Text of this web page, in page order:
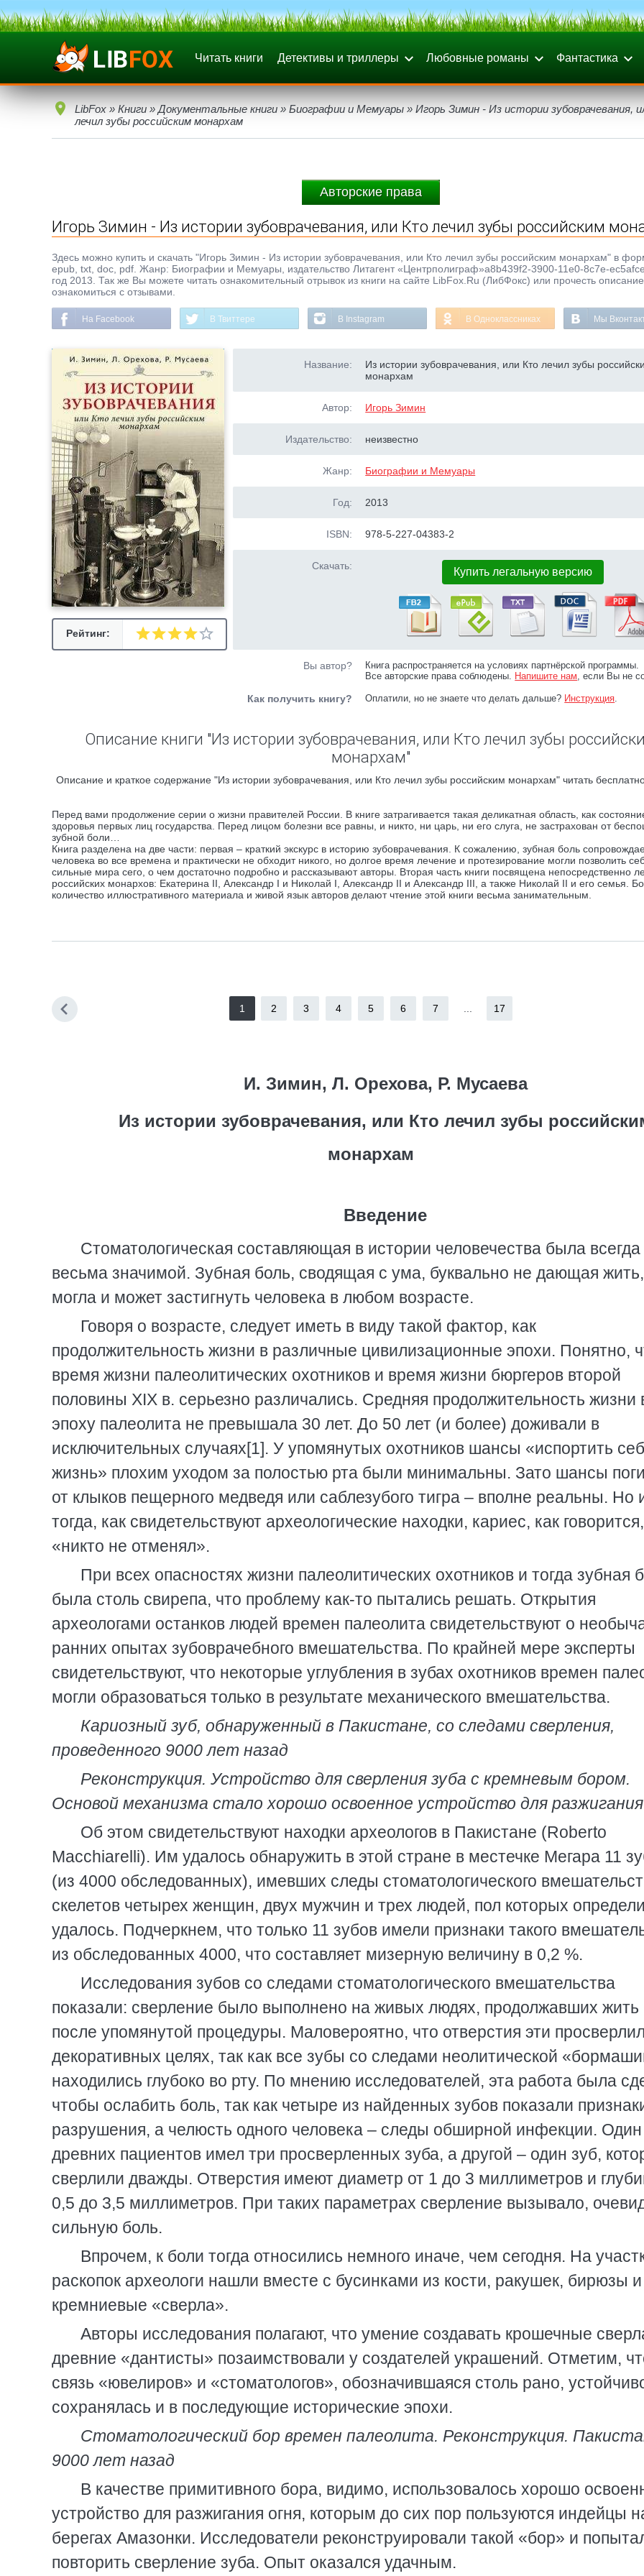
Читать книги Детективы и триллеры Любовные романы Фантастика
LibFox » Книги » Документальные книги » Биографии и Мемуары » Игорь Зимин - Из истории зубоврачевания,
лечил зубы российским монархам
Авторские права
Игорь Зимин - Из истории зубоврачевания, или Кто лечил зубы российским
Здесь можно купить и скачать "Игорь Зимин - Из истории зубоврачевания, или Кто лечил зубы российским монархам" в
epub, txt, doc, pdf. Жанр: Биографии и Мемуары, издательство Литагент «Центрполиграф»a8b439f2-3900-11e0-8c7e-
год 2013. Так же Вы можете читать ознакомительный отрывок из книги на сайте LibFox.Ru (ЛибФокс) или прочесть
ознакомиться с отзывами.
На Facebook В Твиттере В Instagram В Одноклассниках Мы
Рейтинг:
Название:
Из истории зубоврачевания, или Кто лечил зубы
монархам
Автор: Игорь Зимин
Издательство: неизвестно
Жанр: Биографии и Мемуары
Год: 2013
ISBN: 978-5-227-04383-2
Скачать: Купить легальную версию
Вы автор?
Книга распространяется на условиях партнёрской программы.
Все авторские права соблюдены. Напишите нам, если Вы не
Как получить книгу? Оплатили, но не знаете что делать дальше? Инструкция.
Описание книги "Из истории зубоврачевания, или Кто лечил зубы
монархам"
Описание и краткое содержание "Из истории зубоврачевания, или Кто лечил зубы российским монархам" читать
Перед вами продолжение серии о жизни правителей России. В книге затрагивается такая деликатная область, как
здоровья первых лиц государства. Перед лицом болезни все равны, и никто, ни царь, ни его слуга, не застрахован от
зубной боли…
Книга разделена на две части: первая – краткий экскурс в историю зубоврачевания. К сожалению, зубная боль
человека во все времена и практически не обходит никого, но долгое время лечение и протезирование могли позволить
сильные мира сего, о чем достаточно подробно и рассказывают авторы. Вторая часть книги посвящена непосредственно
российских монархов: Екатерина II, Александр I и Николай I, Александр II и Александр III, а также Николай II и его семья.
количество иллюстративного материала и живой язык авторов делают чтение этой книги весьма занимательным.
1 2 3 4 5 6 7 17
И. Зимин, Л. Орехова, Р. Мусаева
Из истории зубоврачевания, или Кто лечил зубы
монархам
Введение
Стоматологическая составляющая в истории человечества была всегда
весьма значимой. Зубная боль, сводящая с ума, буквально не дающая жить,
могла и может застигнуть человека в любом возрасте.
Говоря о возрасте, следует иметь в виду такой фактор, как
продолжительность жизни в различные цивилизационные эпохи. Понятно,
время жизни палеолитических охотников и время жизни бюргеров второй
половины XIX в. серьезно различались. Средняя продолжительность жизни
эпоху палеолита не превышала 30 лет. До 50 лет (и более) доживали в
исключительных случаях[1]. У упомянутых охотников шансы «испортить
жизнь» плохим уходом за полостью рта были минимальны. Зато шансы
от клыков пещерного медведя или саблезубого тигра – вполне реальны. Но
тогда, как свидетельствуют археологические находки, кариес, как говорится,
«никто не отменял».
При всех опасностях жизни палеолитических охотников и тогда зубная
была столь свирепа, что проблему как-то пытались решать. Открытия
археологами останков людей времен палеолита свидетельствуют о
ранних опытах зубоврачебного вмешательства. По крайней мере эксперты
свидетельствуют, что некоторые углубления в зубах охотников времен
могли образоваться только в результате механического вмешательства.
Кариозный зуб, обнаруженный в Пакистане, со следами сверления,
проведенного 9000 лет назад
Реконструкция. Устройство для сверления зуба с кремневым бором.
Основой механизма стало хорошо освоенное устройство для
Об этом свидетельствуют находки археологов в Пакистане (Roberto
Macchiarelli). Им удалось обнаружить в этой стране в местечке Мегара 11
(из 4000 обследованных), имевших следы стоматологического
скелетов четырех женщин, двух мужчин и трех людей, пол которых
удалось. Подчеркнем, что только 11 зубов имели признаки такого
из обследованных 4000, что составляет мизерную величину в 0,2 %.
Исследования зубов со следами стоматологического вмешательства
показали: сверление было выполнено на живых людях, продолжавших жить
после упомянутой процедуры. Маловероятно, что отверстия эти
декоративных целях, так как все зубы со следами неолитической
находились глубоко во рту. По мнению исследователей, эта работа была
чтобы ослабить боль, так как четыре из найденных зубов показали
разрушения, а челюсть одного человека – следы обширной инфекции. Один
древних пациентов имел три просверленных зуба, а другой – один зуб,
сверлили дважды. Отверстия имеют диаметр от 1 до 3 миллиметров и
0,5 до 3,5 миллиметров. При таких параметрах сверление вызывало,
сильную боль.
Впрочем, к боли тогда относились немного иначе, чем сегодня. На
раскопок археологи нашли вместе с бусинками из кости, ракушек, бирюзы и
кремниевые «сверла».
Авторы исследования полагают, что умение создавать крошечные
древние «дантисты» позаимствовали у создателей украшений. Отметим,
связь «ювелиров» и «стоматологов», обозначившаяся столь рано,
сохранялась и в последующие исторические эпохи.
Стоматологический бор времен палеолита. Реконструкция.
9000 лет назад
В качестве примитивного бора, видимо, использовалось хорошо
устройство для разжигания огня, которым до сих пор пользуются индейцы
берегах Амазонки. Исследователи реконструировали такой «бор» и
повторить сверление зуба. Опыт оказался удачным.